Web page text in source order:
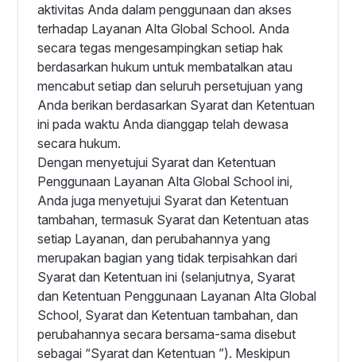
aktivitas Anda dalam penggunaan dan akses
terhadap Layanan Alta Global School. Anda
secara tegas mengesampingkan setiap hak
berdasarkan hukum untuk membatalkan atau
mencabut setiap dan seluruh persetujuan yang
Anda berikan berdasarkan Syarat dan Ketentuan
ini pada waktu Anda dianggap telah dewasa
secara hukum.
Dengan menyetujui Syarat dan Ketentuan
Penggunaan Layanan Alta Global School ini,
Anda juga menyetujui Syarat dan Ketentuan
tambahan, termasuk Syarat dan Ketentuan atas
setiap Layanan, dan perubahannya yang
merupakan bagian yang tidak terpisahkan dari
Syarat dan Ketentuan ini (selanjutnya, Syarat
dan Ketentuan Penggunaan Layanan Alta Global
School, Syarat dan Ketentuan tambahan, dan
perubahannya secara bersama-sama disebut
sebagai “Syarat dan Ketentuan ”). Meskipun